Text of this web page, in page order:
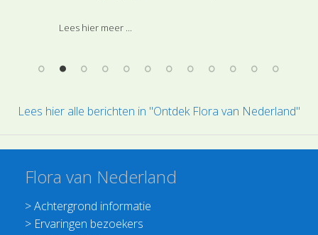
planten in onze natuur in bloei komen. In alles
zijn niet alleen de vogels die in deze maand
Lees hier meer ...
Lees hier alle berichten in "Ontdek Flora van Nederland"
Flora van Nederland
>Achtergrond informatie
> Ervaringen bezoekers